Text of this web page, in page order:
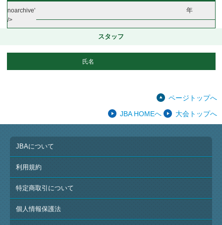
noarchive'
/>
年
スタッフ
氏名
ページトップへ
JBA HOMEへ
大会トップへ
JBAについて
利用規約
特定商取引について
個人情報保護法